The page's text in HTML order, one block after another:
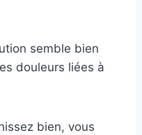
semble bien
douleurs liées à
bien, vous